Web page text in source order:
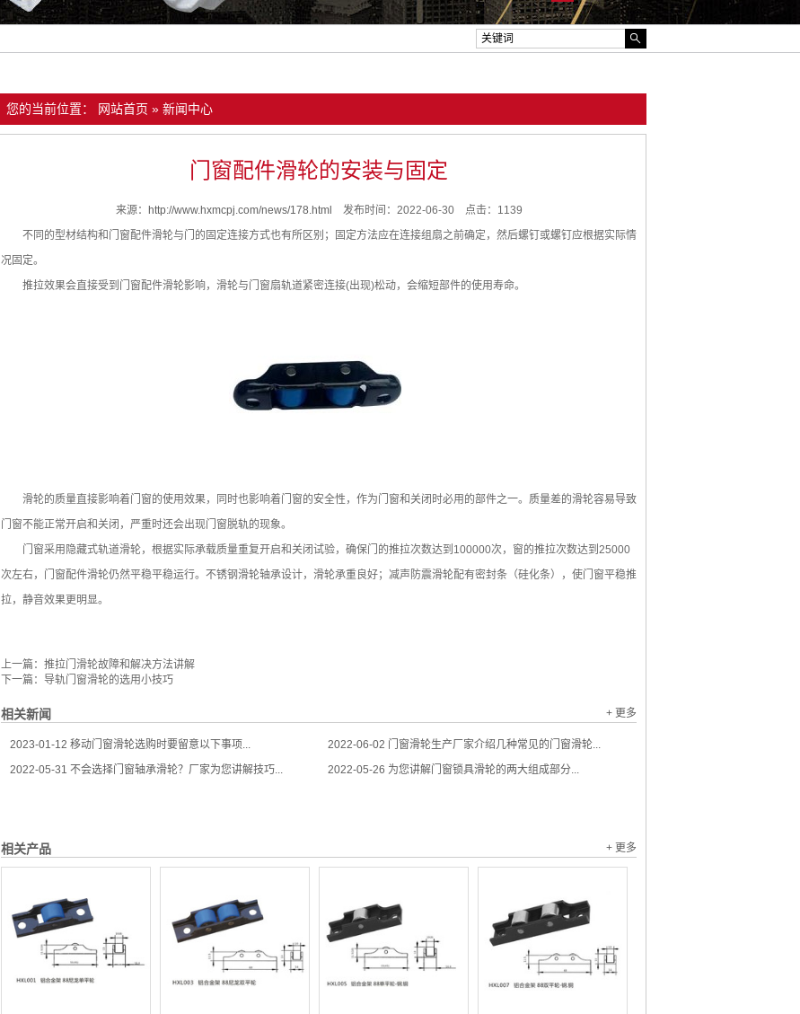
您的当前位置： 网站首页 » 新闻中心
门窗配件滑轮的安装与固定
来源： http://www.hxmcpj.com/news/178.html 发布时间：2022-06-30
点击：1139
不同的型材结构和门窗配件滑轮与门的固定连接方式也有所区别；固定方法应在连接组扇之前确定，然后螺钉或螺钉应根据实际情
况固定。
推拉效果会直接受到门窗配件滑轮影响，滑轮与门窗扇轨道紧密连接(出现)松动，会缩短部件的使用寿命。
滑轮的质量直接影响着门窗的使用效果，同时也影响着门窗的安全性，作为门窗和关闭时必用的部件之一。质量差的滑轮容易导致
门窗不能正常开启和关闭，严重时还会出现门窗脱轨的现象。
门窗采用隐藏式轨道滑轮，根据实际承载质量重复开启和关闭试验，确保门的推拉次数达到100000次，窗的推拉次数达到25000
次左右，门窗配件滑轮仍然平稳平稳运行。不锈钢滑轮轴承设计，滑轮承重良好；减声防震滑轮配有密封条（硅化条），使门窗平稳推
拉，静音效果更明显。
上一篇： 推拉门滑轮故障和解决方法讲解
下一篇： 导轨门窗滑轮的选用小技巧
相关新闻 + 更多
2023-01-12 移动门窗滑轮选购时要留意以下事项... 2022-06-02 门窗滑轮生产厂家介绍几种常见的门窗滑轮...
2022-05-31 不会选择门窗轴承滑轮？厂家为您讲解技巧... 2022-05-26 为您讲解门窗锁具滑轮的两大组成部分...
相关产品 + 更多